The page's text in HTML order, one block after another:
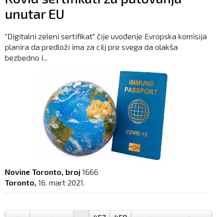
unutar EU
"Digitalni zeleni sertifikat" čije uvođenje Evropska komisija
planira da predloži ima za cilj pre svega da olakša
bezbedno i...
Novine Toronto, broj 1666
Toronto, 16. mart 2021.
Pages